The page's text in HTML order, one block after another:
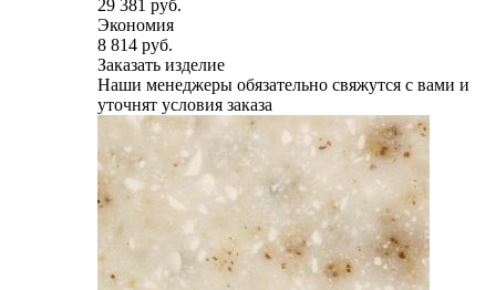
29 381 руб.
Экономия
8 814 руб.
Заказать изделие
Наши менеджеры обязательно свяжутся с вами и
уточнят условия заказа